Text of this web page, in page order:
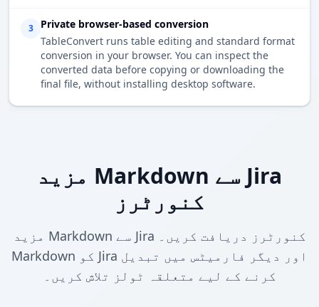
3
Private browser-based conversion
TableConvert runs table editing and standard format
conversion in your browser. You can inspect the
converted data before copying or downloading the
final file, without installing desktop software.
مزید Markdown سے Jira
کنورٹرز
مزید Markdown سے Jira کنورٹرز دریافت کریں۔
Markdown کو Jira اور دیگر فارمیٹس میں تبدیل
کرنے کے لیے متعلقہ ٹولز تلاش کریں۔